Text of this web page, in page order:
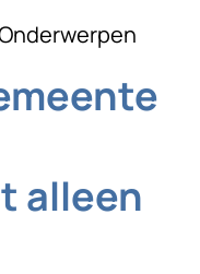
alleen